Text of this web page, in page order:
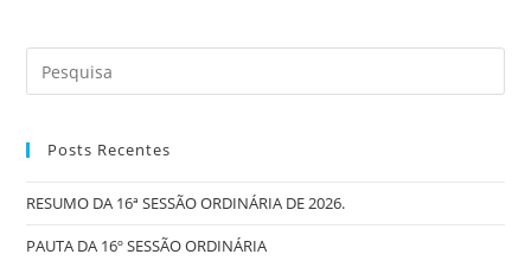
Posts Recentes
RESUMO DA 16ª SESSÃO ORDINÁRIA DE 2026.
PAUTA DA 16º SESSÃO ORDINÁRIA